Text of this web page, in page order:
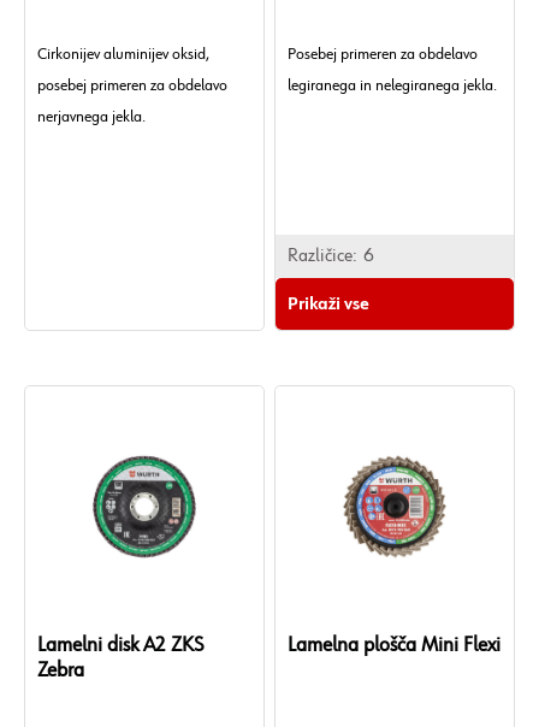
Cirkonijev aluminijev oksid,
posebej primeren za obdelavo
nerjavnega jekla.
Posebej primeren za obdelavo
legiranega in nelegiranega jekla.
Različice: 6
Prikaži vse
Lamelni disk A2 ZKS
Zebra
Lamelna plošča Mini Flexi